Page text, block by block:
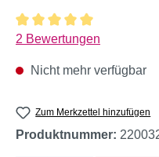
Durchschnittliche
2 Bewertungen
Nicht mehr verfügbar
Zum Merkzettel hinzufügen
Produktnummer: